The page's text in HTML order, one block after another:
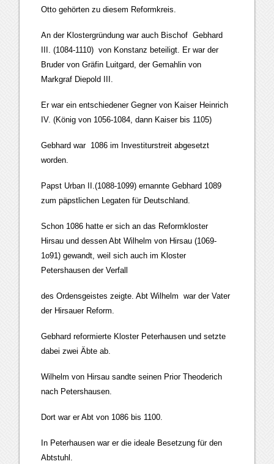
Otto gehörten zu diesem Reformkreis.
An der Klostergründung war auch Bischof Gebhard
III. (1084-1110) von Konstanz beteiligt. Er war der
Bruder von Gräfin Luitgard, der Gemahlin von
Markgraf Diepold III.
Er war ein entschiedener Gegner von Kaiser Heinrich
IV. (König von 1056-1084, dann Kaiser bis 1105)
Gebhard war 1086 im Investiturstreit abgesetzt
worden.
Papst Urban II.(1088-1099) ernannte Gebhard 1089
zum päpstlichen Legaten für Deutschland.
Schon 1086 hatte er sich an das Reformkloster
Hirsau und dessen Abt Wilhelm von Hirsau (1069-
1o91) gewandt, weil sich auch im Kloster
Petershausen der Verfall
des Ordensgeistes zeigte. Abt Wilhelm war der Vater
der Hirsauer Reform.
Gebhard reformierte Kloster Peterhausen und setzte
dabei zwei Äbte ab.
Wilhelm von Hirsau sandte seinen Prior Theoderich
nach Petershausen.
Dort war er Abt von 1086 bis 1100.
In Peterhausen war er die ideale Besetzung für den
Abtstuhl.